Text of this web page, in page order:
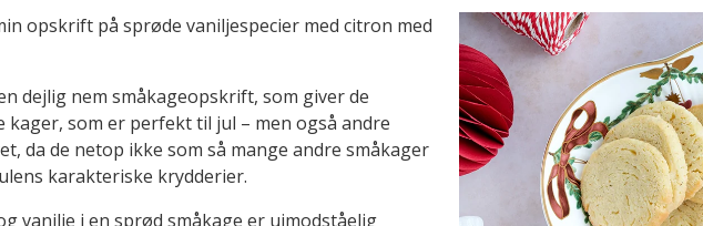
opskrift på sprøde vaniljespecier med citron med
dejlig nem småkageopskrift, som giver de
kager, som er perfekt til jul – men også andre
da de netop ikke som så mange andre småkager
karakteriske krydderier.
vanilje i en sprød småkage er uimodståelig